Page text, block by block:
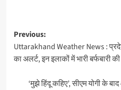
Previous:
Uttarakhand Weather News :
का अलर्ट, इन इलाकों में भारी बर्फबारी
‘मुझे हिंदू कहिए’, सीएम योगी के